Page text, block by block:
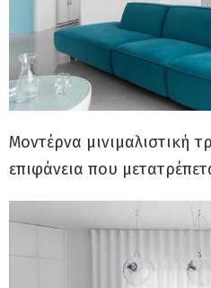
Μοντέρνα μινιμαλιστική
επιφάνεια που